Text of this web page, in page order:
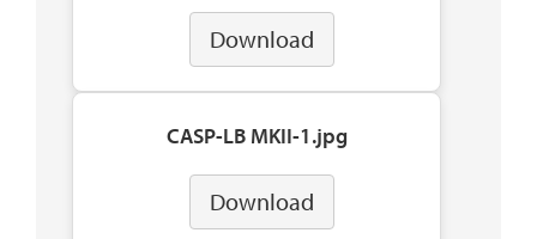
Download
CASP-LB MKII-1.jpg
Download